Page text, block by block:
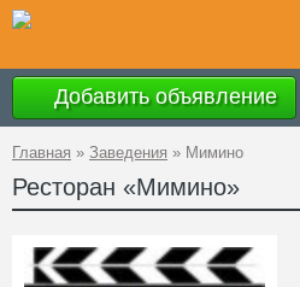
Добавить объявление
Главная » Заведения » Мимино
Ресторан «Мимино»